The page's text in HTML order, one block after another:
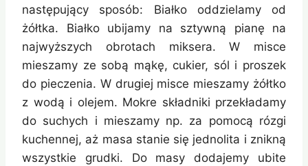
następujący sposób: Białko oddzielamy od
żółtka. Białko ubijamy na sztywną pianę na
najwyższych obrotach miksera. W misce
mieszamy ze sobą mąkę, cukier, sól i proszek
do pieczenia. W drugiej misce mieszamy żółtko
z wodą i olejem. Mokre składniki przekładamy
do suchych i mieszamy np. za pomocą rózgi
kuchennej, aż masa stanie się jednolita i znikną
wszystkie grudki. Do masy dodajemy ubite